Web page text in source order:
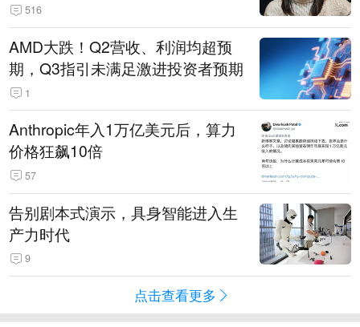
516
AMD大跌！Q2营收、利润均超预
期，Q3指引未满足激进投资者预期
1
Anthropic年入1万亿美元后，算力
价格狂飙10倍
57
告别剧本式演示，具身智能进入生
产力时代
9
点击查看更多